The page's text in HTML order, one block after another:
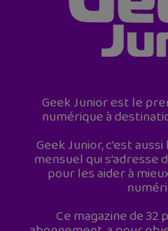
Geek Junior est le
numérique à
Geek Junior, c’est
mensuel qui
pour les aider à
Ce magazine de 32